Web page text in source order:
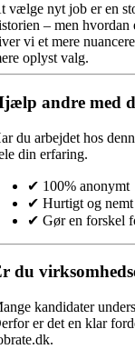
vælge nyt job er en
– men hvordan
vi et mere
oplyst valg.
andre med
du arbejdet hos
din erfaring.
✔ 100% anonymt
✔ Hurtigt og nemt
✔ Gør en forskel
du
kandidater
er det en klar